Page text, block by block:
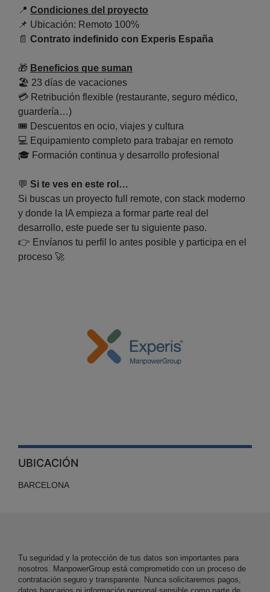
📍 Condiciones del proyecto
📌 Ubicación: Remoto 100%
📄 Contrato indefinido con Experis España
🎁 Beneficios que suman
🏖️ 23 días de vacaciones
💳 Retribución flexible (restaurante, seguro médico,
guardería…)
🎟️ Descuentos en ocio, viajes y cultura
💻 Equipamiento completo para trabajar en remoto
🎓 Formación continua y desarrollo profesional
💬 Si te ves en este rol…
Si buscas un proyecto full remote, con stack moderno
y donde la IA empieza a formar parte real del
desarrollo, este puede ser tu siguiente paso.
👉 Envíanos tu perfil lo antes posible y participa en el
proceso 🚀
UBICACIÓN
BARCELONA
Tu seguridad y la protección de tus datos son importantes para
nosotros. ManpowerGroup está comprometido con un proceso de
contratación seguro y transparente. Nunca solicitaremos pagos,